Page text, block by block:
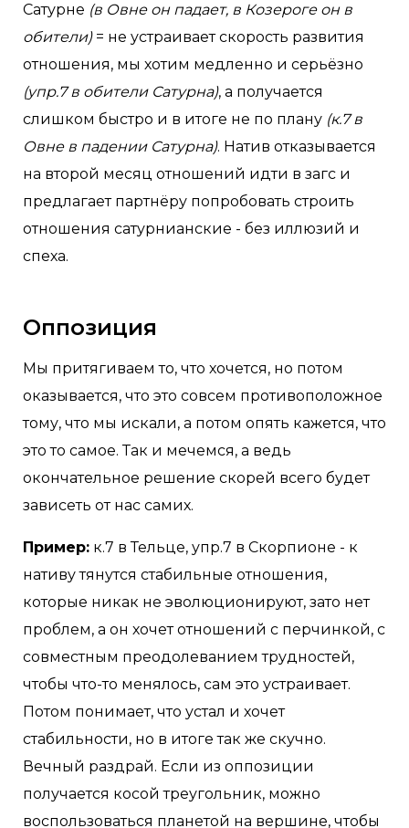
Сатурне (в Овне он падает, в Козероге он в
обители)= не устраивает скорость развития
отношения, мы хотим медленно и серьёзно
(упр.7 в обители Сатурна), а получается
слишком быстро и в итоге не по плану (к.7 в
Овне в падении Сатурна). Натив отказывается
на второй месяц отношений идти в загс и
предлагает партнёру попробовать строить
отношения сатурнианские - без иллюзий и
спеха.
Оппозиция
Мы притягиваем то, что хочется, но потом
оказывается, что это совсем противоположное
тому, что мы искали, а потом опять кажется, что
это то самое. Так и мечемся, а ведь
окончательное решение скорей всего будет
зависеть от нас самих.
Пример: к.7 в Тельце, упр.7 в Скорпионе - к
нативу тянутся стабильные отношения,
которые никак не эволюционируют, зато нет
проблем, а он хочет отношений с перчинкой, с
совместным преодолеванием трудностей,
чтобы что-то менялось, сам это устраивает.
Потом понимает, что устал и хочет
стабильности, но в итоге так же скучно.
Вечный раздрай. Если из оппозиции
получается косой треугольник, можно
воспользоваться планетой на вершине, чтобы